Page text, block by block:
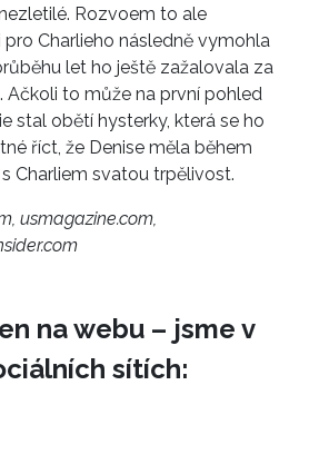
Rozvoem to ale
pro Charlieho následně vymohla
let ho ještě zažalovala za
Ačkoli to může na první pohled
stal obětí hysterky, která se ho
říct, že Denise měla během
Charliem svatou trpělivost.
usmagazine.com,
na webu – jsme v
sítích: